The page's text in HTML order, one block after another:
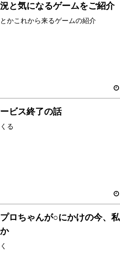
と気になるゲームをご紹介
かこれから来るゲームの紹介
ビス終了の話
る
プロちゃんが○にかけの今、